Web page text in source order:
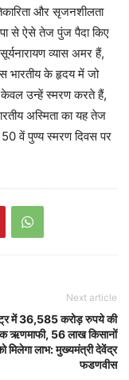
और सृजनशीलता
से ऐसे तेज पुंज पैदा किए
व्यास अमर हैं,
के हृदय में जो
केवल उन्हें स्मरण करते हैं,
अस्मिता का यह तेज
वें पुण्य स्मरण दिवस पर
Next article
में 36,585 करोड़ रुपये की
ऋणमाफी, 56 लाख किसानों
मिलेगा लाभ: मुख्यमंत्री देवेंद्र
फडणवीस